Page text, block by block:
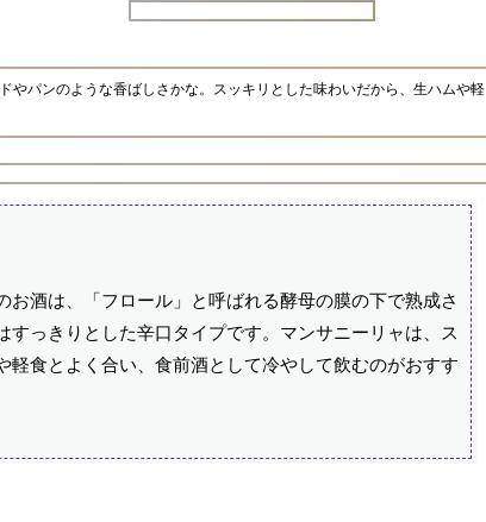
パンのような香ばしさかな。スッキリとした味わいだから、生ハムや軽
酒は、「フロール」と呼ばれる酵母の膜の下で熟成さ
っきりとした辛口タイプです。マンサニーリャは、ス
食とよく合い、食前酒として冷やして飲むのがおすす